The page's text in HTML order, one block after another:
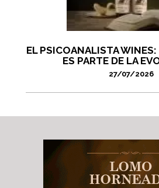
EL PSICOANALISTA
ES PARTE DE LA
27/07/2026